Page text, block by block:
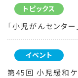
トピックス
「小児がんセンタ
イベント
第45回 小児緩和ケ